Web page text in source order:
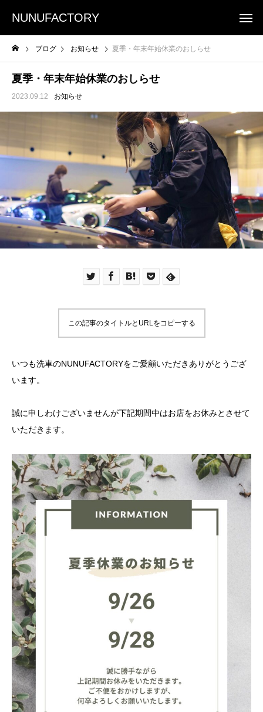
NUNUFACTORY
ブログ お知らせ 夏季・年末年始休業のおしらせ
夏季・年末年始休業のおしらせ
2023.09.12 お知らせ
この記事のタイトルとURLをコピーする
いつも洗車のNUNUFACTORYをご愛顧いただきありがとうござ
います。
誠に申しわけございませんが下記期間中はお店をお休みとさせて
いただきます。